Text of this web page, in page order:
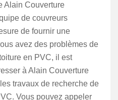
Alain Couverture
de couvreurs
de fournir une
avez des problèmes de
en PVC, il est
à Alain Couverture
travaux de recherche de
Vous pouvez appeler